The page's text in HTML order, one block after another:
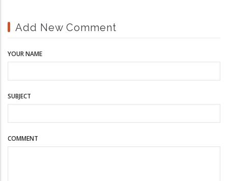
Add New Comment
YOUR NAME
SUBJECT
COMMENT